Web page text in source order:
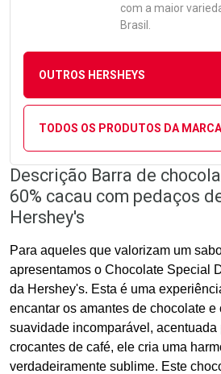
com a maior
Brasil.
OUTROS HERSHEYS
TODOS OS PRODUTOS DA MARCA
Descrição Barra de
60% cacau com pedaços
Hershey's
Para aqueles que valorizam um
apresentamos o Chocolate Special
da Hershey's. Esta é uma
encantar os amantes de chocolate e
suavidade incomparável,
crocantes de café, ele cria uma
verdadeiramente sublime. Este